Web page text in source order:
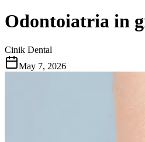
Odontoiatria in
Cinik Dental
May 7, 2026